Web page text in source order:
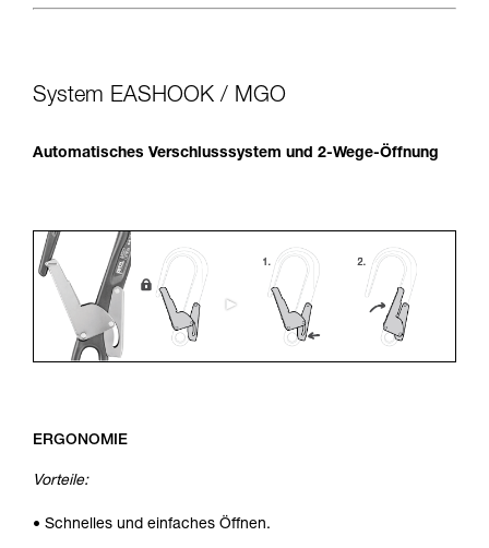
System EASHOOK / MGO
Automatisches Verschlusssystem und 2-Wege-Öffnung
ERGONOMIE
Vorteile:
• Schnelles und einfaches Öffnen.